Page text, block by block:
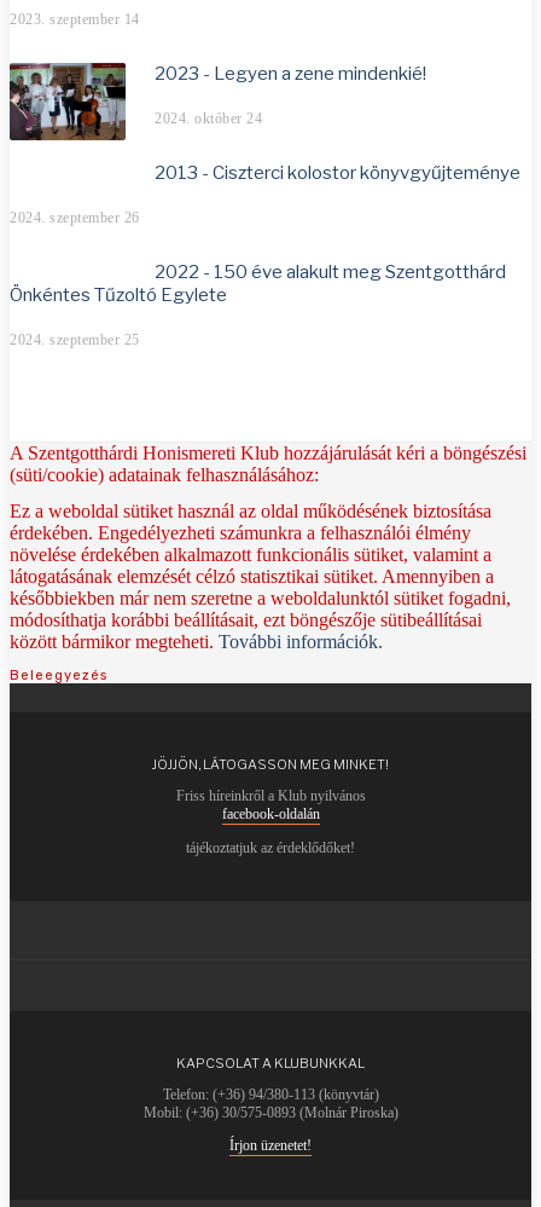
2023. szeptember 14
2023 - Legyen a zene mindenkié!
2024. október 24
2013 - Ciszterci kolostor könyvgyűjteménye
2024. szeptember 26
2022 - 150 éve alakult meg Szentgotthárd
Önkéntes Tűzoltó Egylete
2024. szeptember 25
A Szentgotthárdi Honismereti Klub hozzájárulását kéri a böngészési
(süti/cookie) adatainak felhasználásához:
Ez a weboldal sütiket használ az oldal működésének biztosítása
érdekében. Engedélyezheti számunkra a felhasználói élmény
növelése érdekében alkalmazott funkcionális sütiket, valamint a
látogatásának elemzését célzó statisztikai sütiket. Amennyiben a
későbbiekben már nem szeretne a weboldalunktól sütiket fogadni,
módosíthatja korábbi beállításait, ezt böngészője sütibeállításai
között bármikor megteheti. További információk.
Beleegyezés
JÖJJÖN, LÁTOGASSON MEG MINKET!
Friss híreinkről a Klub nyilvános
facebook-oldalán
tájékoztatjuk az érdeklődőket!
KAPCSOLAT A KLUBUNKKAL
Telefon: (+36) 94/380-113 (könyvtár)
Mobil: (+36) 30/575-0893 (Molnár Piroska)
Írjon üzenetet!